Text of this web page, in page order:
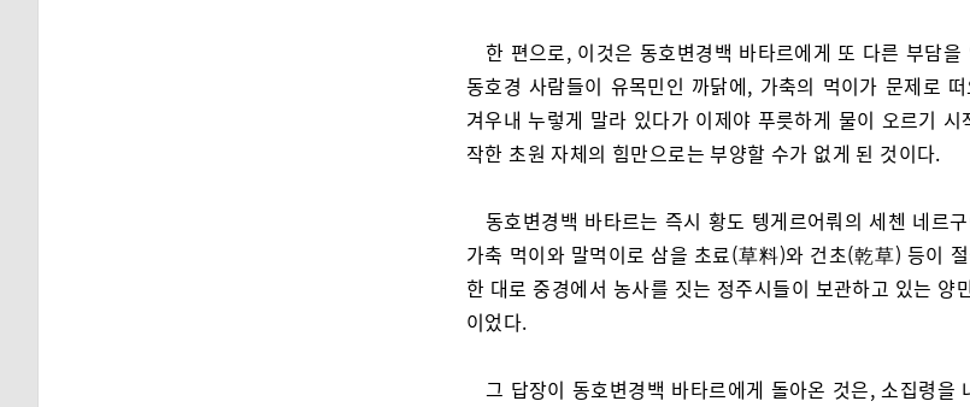
한 편으로, 이것은 동호변경백 바타르에게 또 다른 부담을
동호경 사람들이 유목민인 까닭에, 가축의 먹이가 문제로
겨우내 누렇게 말라 있다가 이제야 푸릇하게 물이 오르기 시
작한 초원 자체의 힘만으로는 부양할 수가 없게 된 것이다.
동호변경백 바타르는 즉시 황도 텡게르어뤄의 세첸 네르
가축 먹이와 말먹이로 삼을 초료(草料)와 건초(乾草) 등이
한 대로 중경에서 농사를 짓는 정주시들이 보관하고 있는 양
이었다.
그 답장이 동호변경백 바타르에게 돌아온 것은, 소집령을